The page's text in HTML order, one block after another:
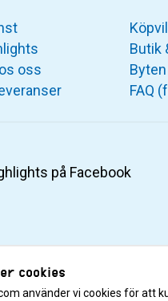
oss
Butik
FAQ
på Facebook
cookies
använder vi cookies för att